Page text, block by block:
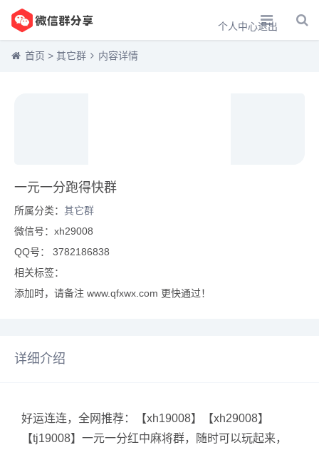
个人中心退出
首页 > 其它群 内容详情
一元一分跑得快群
所属分类： 其它群
微信号：xh29008
QQ号： 3782186838
相关标签：
添加时，请备注 www.qfxwx.com 更快通过！
详细介绍
好运连连，全网推荐：【xh19008】【xh29008】
【tj19008】一元一分红中麻将群，随时可以玩起来，